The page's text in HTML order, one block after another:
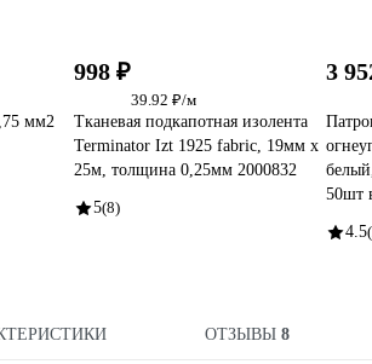
мм2
998 ₽
39.92 ₽/м
Тканевая подкапотная изолента
Terminator Izt 1925 fabric, 19мм х
25м, толщина 0,25мм 2000832
5(8)
3
50шт
4.5
ОТЗЫВЫ8